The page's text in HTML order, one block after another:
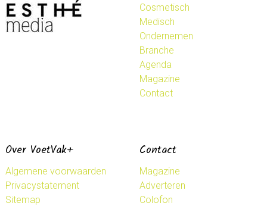
Cosmetisch
Medisch
Ondernemen
Branche
Agenda
Magazine
Contact
Over VoetVak+
Algemene voorwaarden
Privacystatement
Sitemap
Contact
Magazine
Adverteren
Colofon